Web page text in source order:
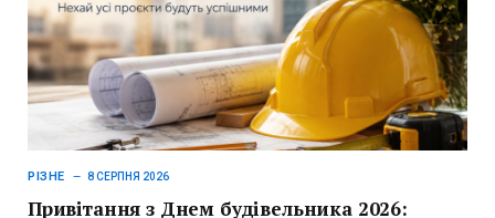
РІЗНЕ 8 СЕРПНЯ 2026
Привітання з Днем будівельника 2026: